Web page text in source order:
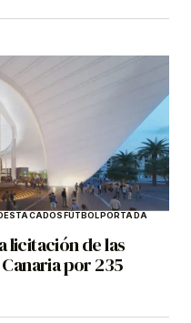
FÚTBOLPORTADA
licitación de las
por 235